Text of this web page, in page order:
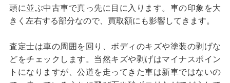
評価されて買取価格が高くなるケースもあります。ライ
ズのようにコンパクトなサイズで使い勝手のいいSUV
を気にせず買う人もいます。そのため、普通の車だと値
段が付けづらい走行距離でも買い取ってもらえることも
あります。
ボディカラーは、車の状態によっても印象が変わりま
す。こまめに洗車をしてきれいな状態を保ち、傷や汚れ
るなど、日頃から車のメンテナンスを心掛けることが大
切です。ホコリや花粉などがボディについたまま長期間
放置していると、ボディにシミのようなものが残ること
頭に並ぶ中古車で真っ先に目に入ります。車の印象を大
きく左右する部分なので、買取額にも影響してきます。
査定士は車の周囲を回り、ボディのキズや塗装の剥げな
どをチェックします。当然キズや剥げはマイナスポイン
トになりますが、公道を走ってきた車は新車ではないの